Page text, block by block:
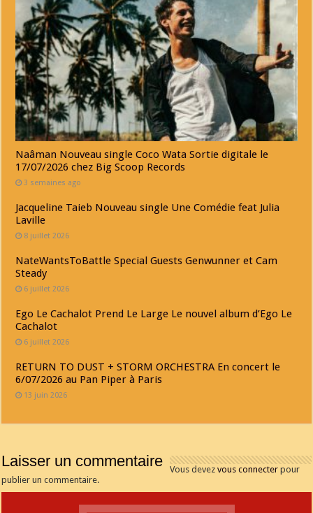
Naâman Nouveau single Coco Wata Sortie digitale le
17/07/2026 chez Big Scoop Records
3 semaines ago
Jacqueline Taieb Nouveau single Une Comédie feat Julia
Laville
8 juillet 2026
NateWantsToBattle Special Guests Genwunner et Cam
Steady
6 juillet 2026
Ego Le Cachalot Prend Le Large Le nouvel album d’Ego Le
Cachalot
6 juillet 2026
RETURN TO DUST + STORM ORCHESTRA En concert le
6/07/2026 au Pan Piper à Paris
13 juin 2026
Laisser un commentaire Vous devezvous connecter pour
publier un commentaire.